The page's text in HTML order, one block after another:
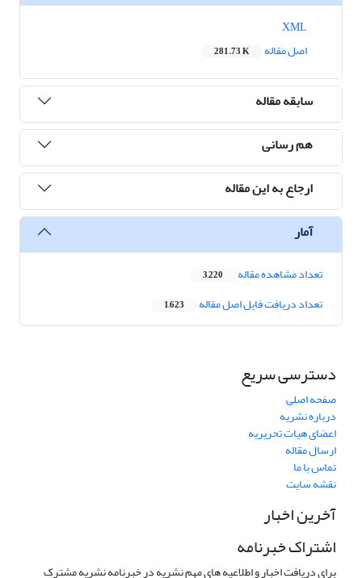
اصل مقاله
281.73 K
سابقه مقاله
هم رسانی
ارجاع به این مقاله
آمار
تعداد مشاهده مقاله 3,220
تعداد دریافت فایل اصل مقاله 1,623
دسترسی سریع
صفحه اصلی
درباره نشریه
اعضای هیات تحریریه
ارسال مقاله
تماس با ما
نقشه سایت
آخرین اخبار
اشتراک خبرنامه
برای دریافت اخبار و اطلاعیه های مهم نشریه در خبرنامه نشریه مشترک